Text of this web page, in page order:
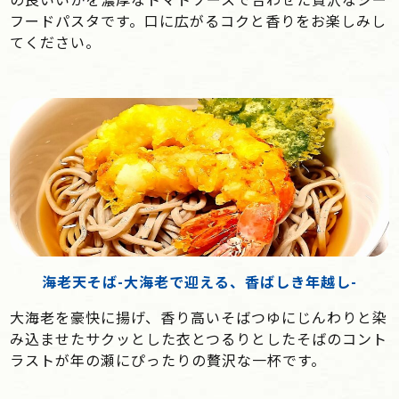
フードパスタです。口に広がるコクと香りをお楽しみし
てください。
海老天そば-大海老で迎える、香ばしき年越し-
大海老を豪快に揚げ、香り高いそばつゆにじんわりと染
み込ませたサクッとした衣とつるりとしたそばのコント
ラストが年の瀬にぴったりの贅沢な一杯です。